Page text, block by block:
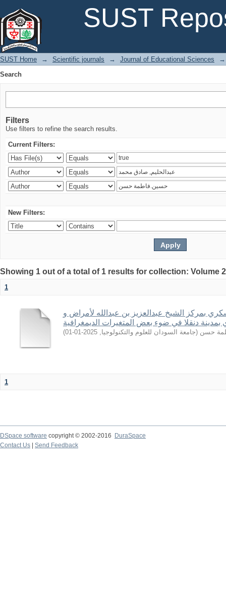
SUST
SUST Home → Scientific journals → Journal of Educational Sciences
→
Search
Filters
Use filters to refine the search results.
Current Filters:
New Filters:
Showing 1 out of a total of 1 results for collection: Volume
1
بمركز الشيخ عبدالعزيز بن عبدالله لأمراض و
دنقلا في ضوء بعض المتغيرات الديمغرافية
حسن (جامعة السودان للعلوم والتكنولوجيا,
2025-01-01
)
1
DSpace software copyright © 2002-2016
DuraSpace
Contact Us
Send Feedback